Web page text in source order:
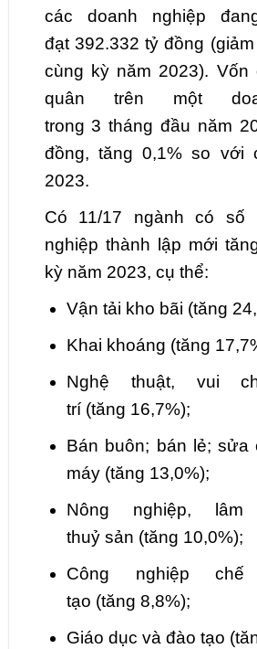
các doanh nghiệp
đạt 392.332 tỷ đồng (giảm
cùng kỳ năm 2023). Vốn
quân trên một
trong3 tháng đầu năm
đồng, tăng 0,1% so với
2023.
Có 11/17 ngành có số
nghiệp thành lập mới
kỳ năm 2023, cụ thể:
Vận tải kho bãi (tăng
Khai khoáng (tăng 17,7
Nghệ thuật, vui
trí (tăng 16,7%);
Bán buôn; bán lẻ; sửa
máy (tăng 13,0%);
Nông nghiệp,
thuỷ sản (tăng 10,0%);
Công nghiệp
tạo (tăng8,8%);
Giáo dục và đào tạo